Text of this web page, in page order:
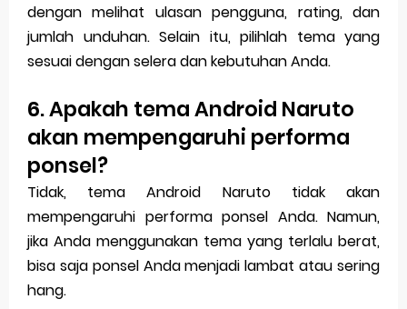
dengan melihat ulasan pengguna, rating, dan
jumlah unduhan. Selain itu, pilihlah tema yang
sesuai dengan selera dan kebutuhan Anda.
6. Apakah tema Android Naruto
akan mempengaruhi performa
ponsel?
Tidak, tema Android Naruto tidak akan
mempengaruhi performa ponsel Anda. Namun,
jika Anda menggunakan tema yang terlalu berat,
bisa saja ponsel Anda menjadi lambat atau sering
hang.